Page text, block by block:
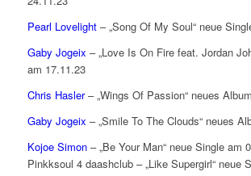
Pearl Lovelight– „Song Of My Soul“ neue
Gaby Jogeix – „Love Is On Fire feat. Jordan
am 17.11.23
Chris Hasler– „Wings Of Passion“ neues
Gaby Jogeix – „Smile To The Clouds“ neues
Kojoe Simon– „Be Your Man“ neue Single am
Pinkksoul 4 daashclub – „Like Supergirl“ neue